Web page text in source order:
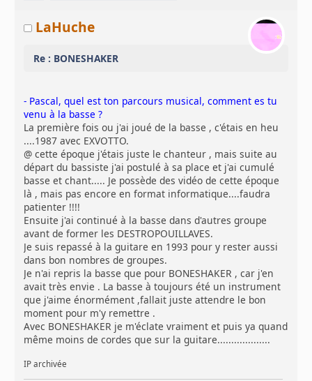
LaHuche
Re : BONESHAKER
- Pascal, quel est ton parcours musical, comment es tu
venu à la basse ?
La première fois ou j'ai joué de la basse , c'étais en heu
....1987 avec EXVOTTO.
@ cette époque j'étais juste le chanteur , mais suite au
départ du bassiste j'ai postulé à sa place et j'ai cumulé
basse et chant..... Je possède des vidéo de cette époque
là , mais pas encore en format informatique....faudra
patienter !!!!
Ensuite j'ai continué à la basse dans d'autres groupe
avant de former les DESTROPOUILLAVES.
Je suis repassé à la guitare en 1993 pour y rester aussi
dans bon nombres de groupes.
Je n'ai repris la basse que pour BONESHAKER , car j'en
avait très envie . La basse à toujours été un instrument
que j'aime énormément ,fallait juste attendre le bon
moment pour m'y remettre .
Avec BONESHAKER je m'éclate vraiment et puis ya quand
même moins de cordes que sur la guitare...................
IP archivée